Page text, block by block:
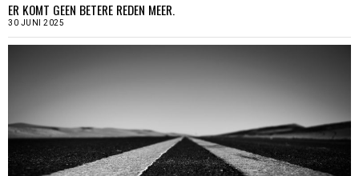
ER KOMT GEEN BETERE REDEN MEER.
30 JUNI 2025